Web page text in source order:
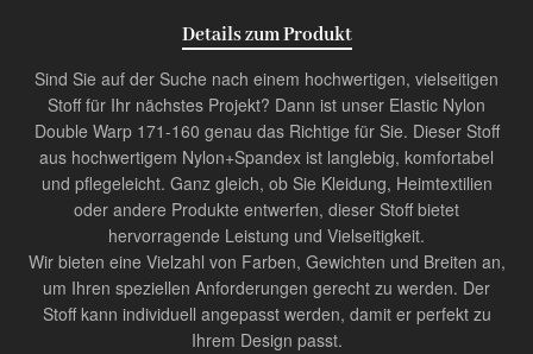
Details zum Produkt
Sind Sie auf der Suche nach einem hochwertigen, vielseitigen
Stoff für Ihr nächstes Projekt? Dann ist unser Elastic Nylon
Double Warp 171-160 genau das Richtige für Sie. Dieser Stoff
aus hochwertigem Nylon+Spandex ist langlebig, komfortabel
und pflegeleicht. Ganz gleich, ob Sie Kleidung, Heimtextilien
oder andere Produkte entwerfen, dieser Stoff bietet
hervorragende Leistung und Vielseitigkeit.
Wir bieten eine Vielzahl von Farben, Gewichten und Breiten an,
um Ihren speziellen Anforderungen gerecht zu werden. Der
Stoff kann individuell angepasst werden, damit er perfekt zu
Ihrem Design passt.